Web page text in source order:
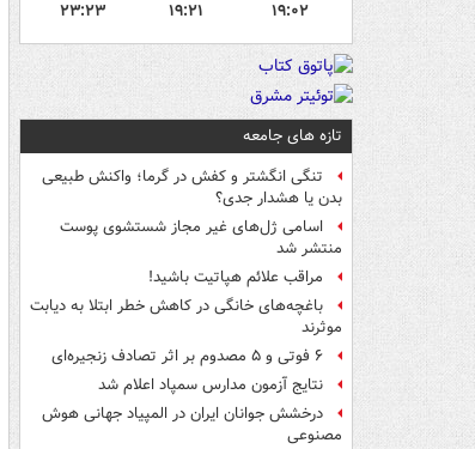
۱۹:۰۲
۱۹:۲۱
۲۳:۲۳
تازه های جامعه
تنگی انگشتر و کفش در گرما؛ واکنش طبیعی
بدن یا هشدار جدی؟
اسامی ژل‌های غیر مجاز شستشوی پوست
منتشر شد
مراقب علائم هپاتیت باشید!
باغچه‌های خانگی در کاهش خطر ابتلا به دیابت
موثرند
۶ فوتی و ۵ مصدوم بر اثر تصادف زنجیره‌ای
نتایج آزمون مدارس سمپاد اعلام شد
درخشش جوانان ایران در المپیاد جهانی هوش
مصنوعی